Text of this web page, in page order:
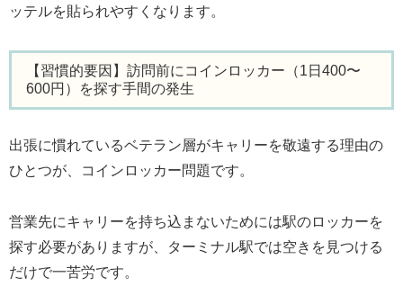
ッテルを貼られやすくなります。
【習慣的要因】訪問前にコインロッカー（1日400〜
600円）を探す手間の発生
出張に慣れているベテラン層がキャリーを敬遠する理由の
ひとつが、コインロッカー問題です。
営業先にキャリーを持ち込まないためには駅のロッカーを
探す必要がありますが、ターミナル駅では空きを見つける
だけで一苦労です。